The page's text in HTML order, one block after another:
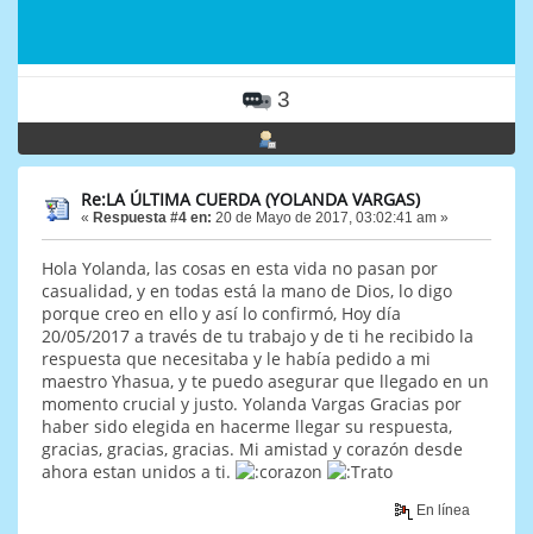
3
Re:LA ÚLTIMA CUERDA (YOLANDA VARGAS)
« Respuesta #4 en: 20 de Mayo de 2017, 03:02:41 am »
Hola Yolanda, las cosas en esta vida no pasan por
casualidad, y en todas está la mano de Dios, lo digo
porque creo en ello y así lo confirmó, Hoy día
20/05/2017 a través de tu trabajo y de ti he recibido la
respuesta que necesitaba y le había pedido a mi
maestro Yhasua, y te puedo asegurar que llegado en un
momento crucial y justo. Yolanda Vargas Gracias por
haber sido elegida en hacerme llegar su respuesta,
gracias, gracias, gracias. Mi amistad y corazón desde
ahora estan unidos a ti.
En línea